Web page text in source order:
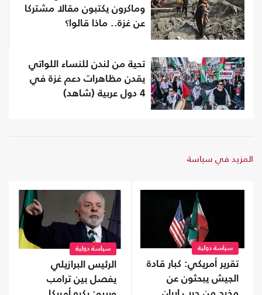
وماكرون يكتبون مقالا مشتركا
عن غزة.. ماذا قالوا؟
تحية من لندن للنساء اللواتي
يقدن مظاهرات دعم غزة في
4 دول عربية (شاهد)
المزيد في سياسة
سياسة دولية
تقرير أمريكي: كبار قادة
الجيش يبحثون عن
سياسة دولية
الرئيس البرازيلي
يفصل بين ترامب